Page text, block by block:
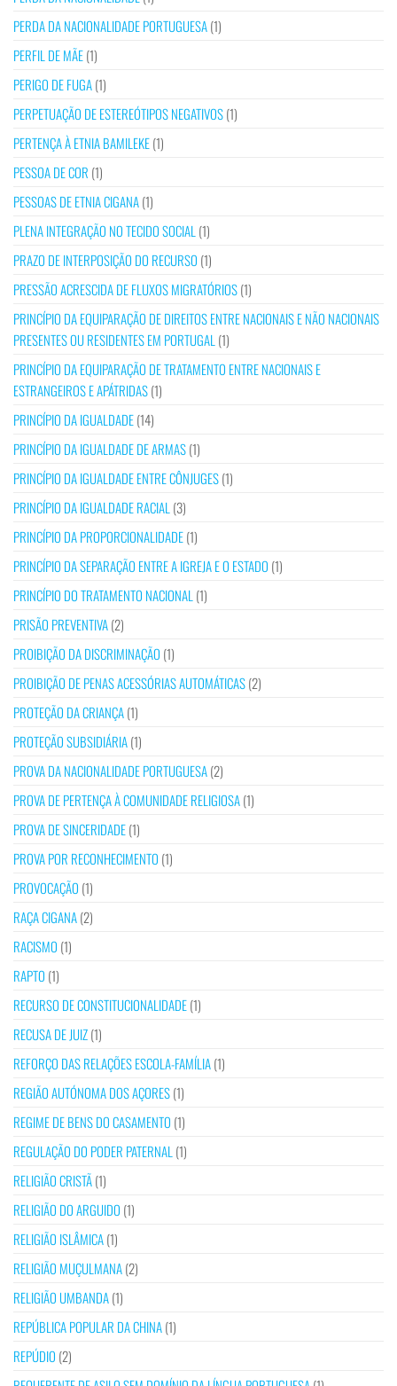
PERDA DA NACIONALIDADE PORTUGUESA(1)
PERFIL DE MÃE(1)
PERIGO DE FUGA(1)
PERPETUAÇÃO DE ESTEREÓTIPOS NEGATIVOS(1)
PERTENÇA À ETNIA BAMILEKE(1)
PESSOA DE COR (1)
PESSOAS DE ETNIA CIGANA(1)
PLENA INTEGRAÇÃO NO TECIDO SOCIAL (1)
PRAZO DE INTERPOSIÇÃO DO RECURSO (1)
PRESSÃO ACRESCIDA DE FLUXOS MIGRATÓRIOS(1)
PRINCÍPIO DA EQUIPARAÇÃO DE DIREITOS ENTRE NACIONAIS E NÃO NACIONAIS
PRESENTES OU RESIDENTES EM PORTUGAL (1)
PRINCÍPIO DA EQUIPARAÇÃO DE TRATAMENTO ENTRE NACIONAIS E
ESTRANGEIROS E APÁTRIDAS(1)
PRINCÍPIO DA IGUALDADE(14)
PRINCÍPIO DA IGUALDADE DE ARMAS(1)
PRINCÍPIO DA IGUALDADE ENTRE CÔNJUGES(1)
PRINCÍPIO DA IGUALDADE RACIAL (3)
PRINCÍPIO DA PROPORCIONALIDADE(1)
PRINCÍPIO DA SEPARAÇÃO ENTRE A IGREJA E O ESTADO (1)
PRINCÍPIO DO TRATAMENTO NACIONAL (1)
PRISÃO PREVENTIVA(2)
PROIBIÇÃO DA DISCRIMINAÇÃO (1)
PROIBIÇÃO DE PENAS ACESSÓRIAS AUTOMÁTICAS(2)
PROTEÇÃO DA CRIANÇA(1)
PROTEÇÃO SUBSIDIÁRIA(1)
PROVA DA NACIONALIDADE PORTUGUESA(2)
PROVA DE PERTENÇA À COMUNIDADE RELIGIOSA(1)
PROVA DE SINCERIDADE(1)
PROVA POR RECONHECIMENTO (1)
PROVOCAÇÃO (1)
RAÇA CIGANA(2)
RACISMO (1)
RAPTO (1)
RECURSO DE CONSTITUCIONALIDADE(1)
RECUSA DE JUIZ(1)
REFORÇO DAS RELAÇÕES ESCOLA-FAMÍLIA(1)
REGIÃO AUTÓNOMA DOS AÇORES(1)
REGIME DE BENS DO CASAMENTO (1)
REGULAÇÃO DO PODER PATERNAL (1)
RELIGIÃO CRISTÃ(1)
RELIGIÃO DO ARGUIDO (1)
RELIGIÃO ISLÂMICA(1)
RELIGIÃO MUÇULMANA(2)
RELIGIÃO UMBANDA(1)
REPÚBLICA POPULAR DA CHINA(1)
REPÚDIO (2)